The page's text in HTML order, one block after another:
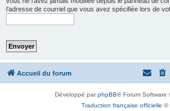
l’adresse de courriel que vous avez spécifiée lors de
Accueil du forum
Développé parphpBB® Forum Software
Traduction française officielle ©